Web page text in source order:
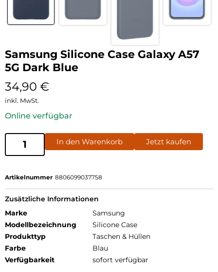
Samsung Silicone Case Galaxy A57
5G Dark Blue
34,90 €
inkl. MwSt.
Online verfügbar
In den Warenkorb Jetzt kaufen
Artikelnummer 8806099037758
Zusätzliche Informationen
Marke
Samsung
Modellbezeichnung
Silicone Case
Produkttyp
Taschen & Hüllen
Farbe
Blau
Verfügbarkeit
sofort verfügbar